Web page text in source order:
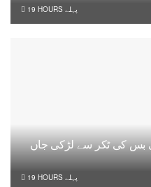
19 HOURS پہلے
بس کی ٹکر سے لڑکی جاں
19 HOURS پہلے